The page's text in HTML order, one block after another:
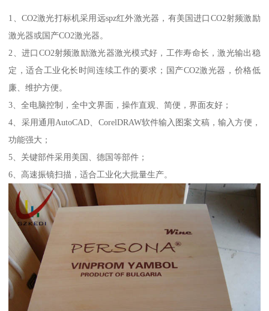
1、CO2激光打标机采用远spz红外激光器，有美国进口CO2射频激励
激光器或国产CO2激光器。
2、进口CO2射频激励激光器激光模式好，工作寿命长，激光输出稳
定，适合工业化长时间连续工作的要求；国产CO2激光器，价格低
廉、维护方便。
3、全电脑控制，全中文界面，操作直观、简便，界面友好；
4、采用通用AutoCAD、CorelDRAW软件输入图案文稿，输入方便，
功能强大；
5、关键部件采用美国、德国等部件；
6、高速振镜扫描，适合工业化大批量生产。